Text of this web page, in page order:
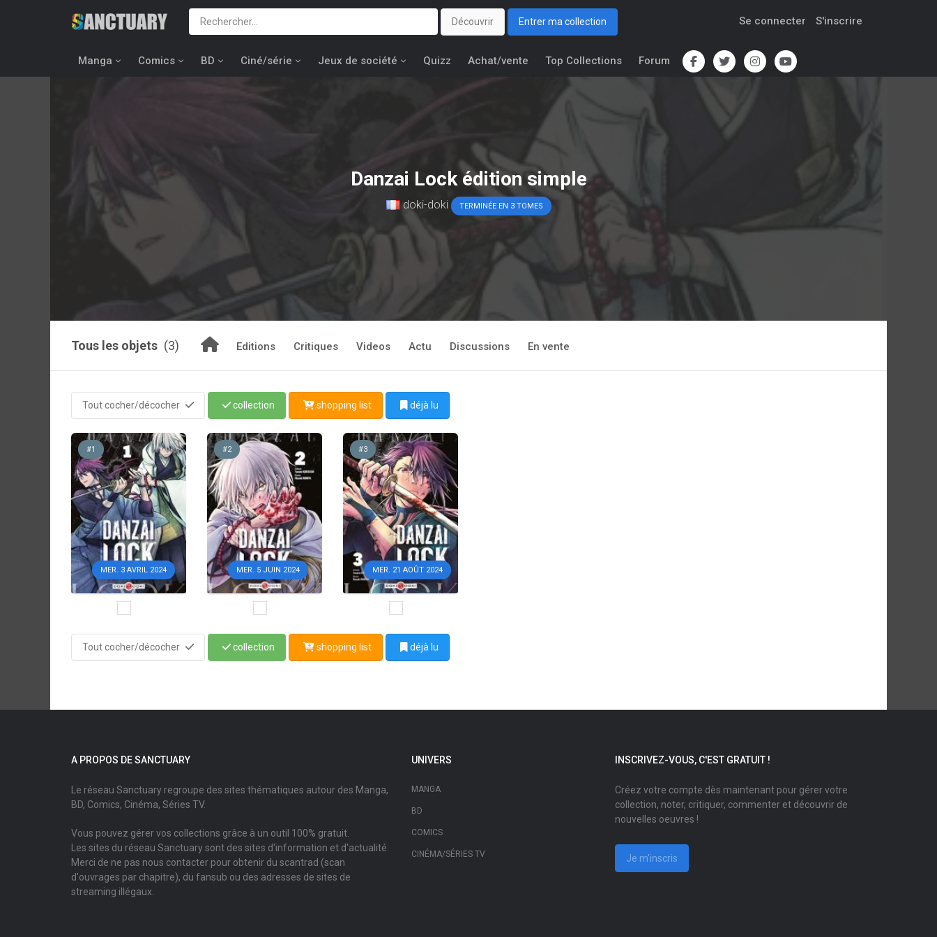
Découvrir Entrer ma collection Se connecter S'inscrire
Manga Comics BD Ciné/série Jeux de société Quizz Achat/vente Top Collections Forum
Danzai Lock édition simple
doki-doki TERMINÉE EN 3 TOMES
Tous les objets (3) Editions Critiques Videos Actu Discussions En vente
Tout cocher/décocher collection shopping list déjà lu
MER. 3 AVRIL 2024
#1
MER. 5 JUIN 2024
#2
MER. 21 AOÛT 2024
#3
Tout cocher/décocher collection shopping list déjà lu
A PROPOS DE SANCTUARY
Le réseau Sanctuary regroupe des sites thématiques autour des Manga,
BD, Comics, Cinéma, Séries TV.
Vous pouvez gérer vos collections grâce à un outil 100% gratuit.
Les sites du réseau Sanctuary sont des sites d'information et d'actualité.
Merci de ne pas nous contacter pour obtenir du scantrad (scan
d'ouvrages par chapitre), du fansub ou des adresses de sites de
streaming illégaux.
UNIVERS
MANGA
BD
COMICS
CINÉMA/SÉRIES TV
INSCRIVEZ-VOUS, C'EST GRATUIT !
Créez votre compte dès maintenant pour gérer votre
collection, noter, critiquer, commenter et découvrir de
nouvelles oeuvres !
Je m'inscris